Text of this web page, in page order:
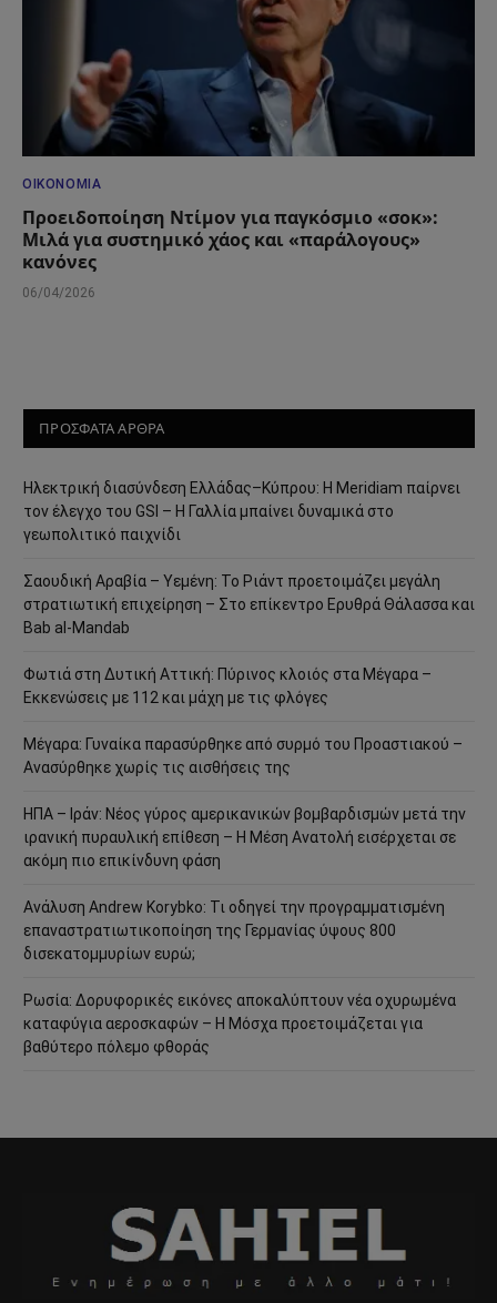
ΟΙΚΟΝΟΜΊΑ
Προειδοποίηση Ντίμον για παγκόσμιο «σοκ»:
Μιλά για συστημικό χάος και «παράλογους»
κανόνες
06/04/2026
ΠΡΟΣΦΑΤΑ ΑΡΘΡΑ
Ηλεκτρική διασύνδεση Ελλάδας–Κύπρου: Η Meridiam παίρνει
τον έλεγχο του GSI – Η Γαλλία μπαίνει δυναμικά στο
γεωπολιτικό παιχνίδι
Σαουδική Αραβία – Υεμένη: Το Ριάντ προετοιμάζει μεγάλη
στρατιωτική επιχείρηση – Στο επίκεντρο Ερυθρά Θάλασσα και
Bab al-Mandab
Φωτιά στη Δυτική Αττική: Πύρινος κλοιός στα Μέγαρα –
Εκκενώσεις με 112 και μάχη με τις φλόγες
Μέγαρα: Γυναίκα παρασύρθηκε από συρμό του Προαστιακού –
Ανασύρθηκε χωρίς τις αισθήσεις της
ΗΠΑ – Ιράν: Νέος γύρος αμερικανικών βομβαρδισμών μετά την
ιρανική πυραυλική επίθεση – Η Μέση Ανατολή εισέρχεται σε
ακόμη πιο επικίνδυνη φάση
Ανάλυση Andrew Korybko: Τι οδηγεί την προγραμματισμένη
επαναστρατιωτικοποίηση της Γερμανίας ύψους 800
δισεκατομμυρίων ευρώ;
Ρωσία: Δορυφορικές εικόνες αποκαλύπτουν νέα οχυρωμένα
καταφύγια αεροσκαφών – Η Μόσχα προετοιμάζεται για
βαθύτερο πόλεμο φθοράς